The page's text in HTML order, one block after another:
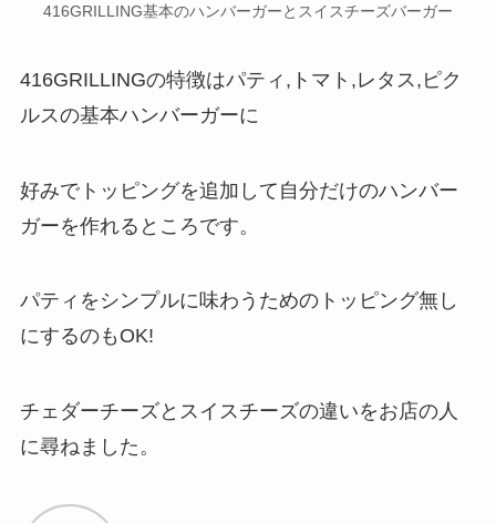
416GRILLING基本のハンバーガーとスイスチーズバーガー
416GRILLINGの特徴はパティ,トマト,レタス,ピク
ルスの基本ハンバーガーに
好みでトッピングを追加して自分だけのハンバー
ガーを作れるところです。
パティをシンプルに味わうためのトッピング無し
にするのもOK!
チェダーチーズとスイスチーズの違いをお店の人
に尋ねました。